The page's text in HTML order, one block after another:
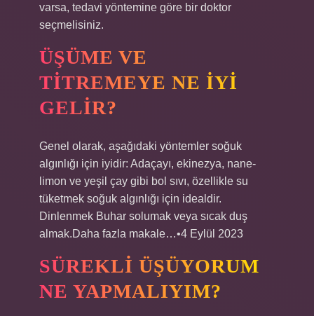
varsa, tedavi yöntemine göre bir doktor
seçmelisiniz.
ÜŞÜME VE
TITREMEYE NE IYI
GELIR?
Genel olarak, aşağıdaki yöntemler soğuk
algınlığı için iyidir: Adaçayı, ekinezya, nane-
limon ve yeşil çay gibi bol sıvı, özellikle su
tüketmek soğuk algınlığı için idealdir.
Dinlenmek Buhar solumak veya sıcak duş
almak.Daha fazla makale…•4 Eylül 2023
SÜREKLI ÜŞÜYORUM
NE YAPMALIYIM?